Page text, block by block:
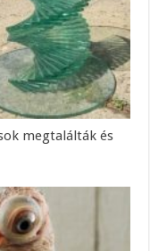
megtalálták és